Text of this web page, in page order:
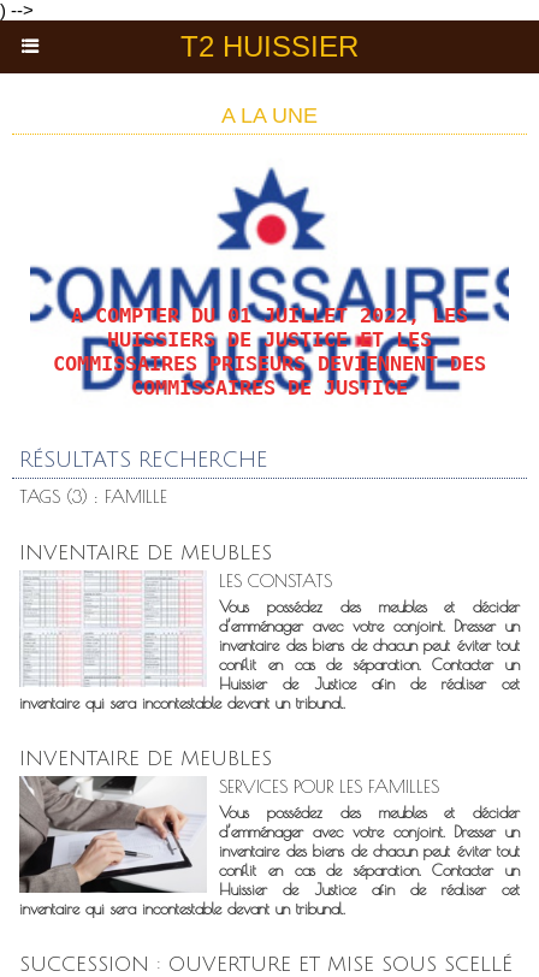
) -->
T2 HUISSIER
A LA UNE
A COMPTER DU 01 JUILLET 2022, LES
HUISSIERS DE JUSTICE ET LES
COMMISSAIRES PRISEURS DEVIENNENT DES
COMMISSAIRES DE JUSTICE
RÉSULTATS RECHERCHE
TAGS (3) : FAMILLE
INVENTAIRE DE MEUBLES
LES CONSTATS
Vous possédez des meubles et décider
d’emménager avec votre conjoint. Dresser un
inventaire des biens de chacun peut éviter tout
conflit en cas de séparation. Contacter un
Huissier de Justice afin de réaliser cet
inventaire qui sera incontestable devant un tribunal.
INVENTAIRE DE MEUBLES
SERVICES POUR LES FAMILLES
Vous possédez des meubles et décider
d’emménager avec votre conjoint. Dresser un
inventaire des biens de chacun peut éviter tout
conflit en cas de séparation. Contacter un
Huissier de Justice afin de réaliser cet
inventaire qui sera incontestable devant un tribunal.
SUCCESSION : OUVERTURE ET MISE SOUS SCELLÉ